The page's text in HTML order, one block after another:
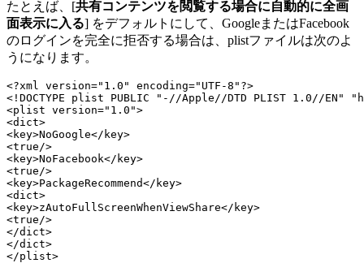
たとえば、[共有コンテンツを閲覧する場合に自動的に全画
面表示に入る] をデフォルトにして、GoogleまたはFacebook
のログインを完全に拒否する場合は、plistファイルは次のよ
うになります。
<?xml version="1.0" encoding="UTF-8"?>
<!DOCTYPE plist PUBLIC "-//Apple//DTD PLIST 1.0//EN"
<plist version="1.0">
<dict>
<key>NoGoogle</key>
<true/>
<key>NoFacebook</key>
<true/>
<key>PackageRecommend</key>
<dict>
<key>zAutoFullScreenWhenViewShare</key>
<true/>
</dict>
</dict>
</plist>